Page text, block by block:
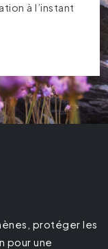
à l’instant
protéger les
pour une